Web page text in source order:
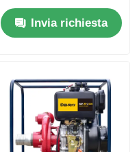
m progettata per
migliorare la
produttività nelle
fluidi industriali
Invia richiesta